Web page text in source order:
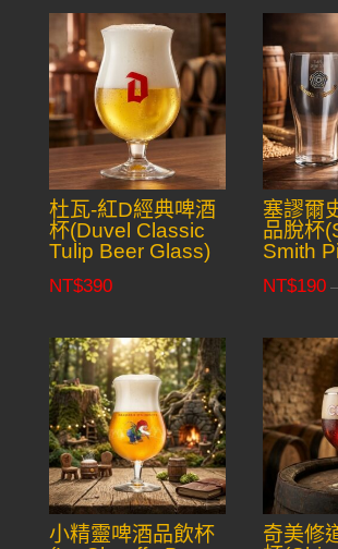
杜瓦-紅D經典啤酒
杯(Duvel Classic
Tulip Beer Glass)
NT$390
塞謬爾
品脫杯
Smith
NT$190 –
小精靈啤酒品飲杯
奇美修